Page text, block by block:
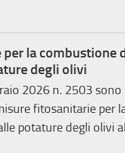
la combustione
degli olivi
2026 n. 2503
fitosanitarie per
potature degli olivi